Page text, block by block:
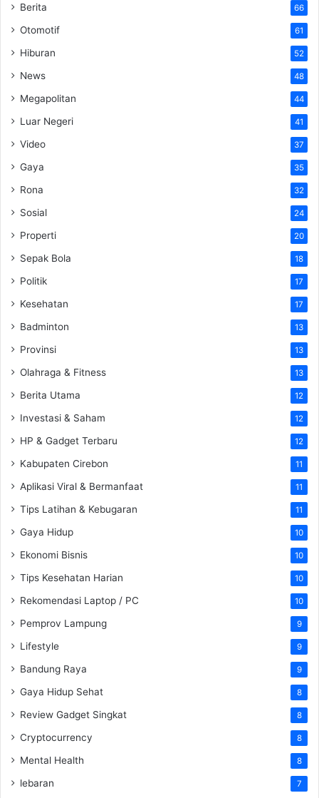
Berita 66
Otomotif 61
Hiburan 52
News 48
Megapolitan 44
Luar Negeri 41
Video 37
Gaya 35
Rona 32
Sosial 24
Properti 20
Sepak Bola 18
Politik 17
Kesehatan 17
Badminton 13
Provinsi 13
Olahraga & Fitness 13
Berita Utama 12
Investasi & Saham 12
HP & Gadget Terbaru 12
Kabupaten Cirebon 11
Aplikasi Viral & Bermanfaat 11
Tips Latihan & Kebugaran 11
Gaya Hidup 10
Ekonomi Bisnis 10
Tips Kesehatan Harian 10
Rekomendasi Laptop / PC 10
Pemprov Lampung 9
Lifestyle 9
Bandung Raya 9
Gaya Hidup Sehat 8
Review Gadget Singkat 8
Cryptocurrency 8
Mental Health 8
lebaran 7